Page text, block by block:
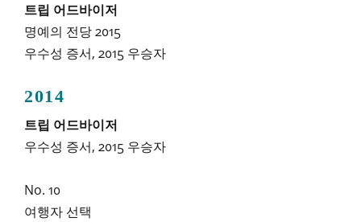
트립 어드바이저
명예의 전당 2015
우수성 증서, 2015 우승자
2014
트립 어드바이저
우수성 증서, 2015 우승자
No. 10
여행자 선택